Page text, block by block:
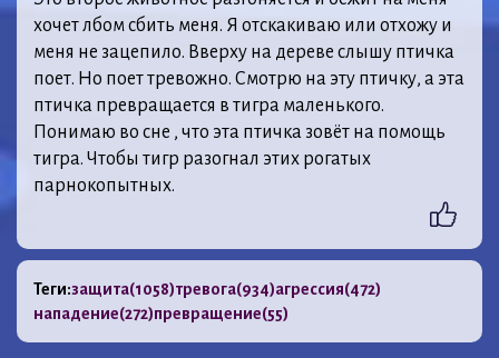
хочет лбом сбить меня. Я отскакиваю или отхожу и
меня не зацепило. Вверху на дереве слышу птичка
поет. Но поет тревожно. Смотрю на эту птичку, а эта
птичка превращается в тигра маленького.
Понимаю во сне , что эта птичка зовёт на помощь
тигра. Чтобы тигр разогнал этих рогатых
парнокопытных.
Теги:защита(1058)тревога(934)агрессия(472)
нападение(272)превращение(55)